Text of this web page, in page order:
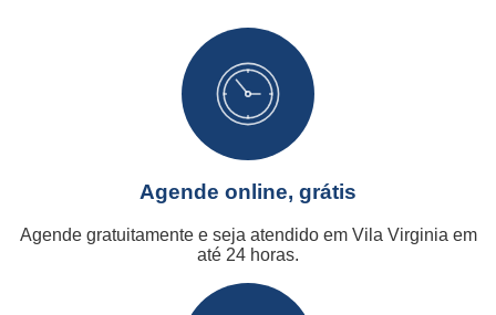
Agende online, grátis
Agende gratuitamente e seja atendido em Vila Virginia em
até 24 horas.